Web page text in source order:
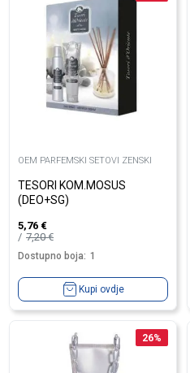
OEM PARFEMSKI SETOVI ZENSKI
TESORI KOM.MOSUS
(DEO+SG)
5,76 €
7,20€
Dostupno boja: 1
Kupi ovdje
26%